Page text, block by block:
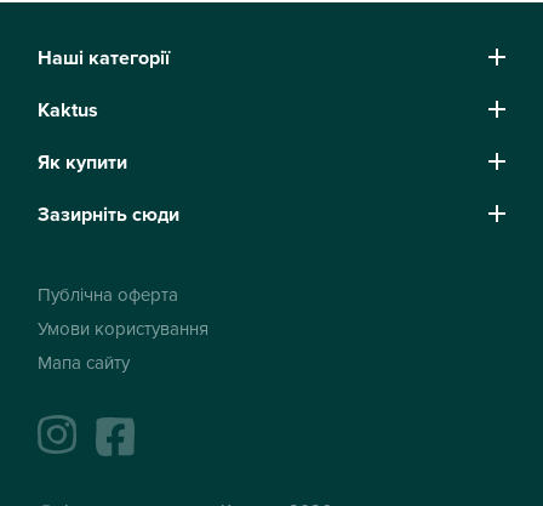
Наші категорії
Kaktus
Як купити
Зазирніть сюди
Публічна оферта
Умови користування
Мапа сайту
instagramfacebook